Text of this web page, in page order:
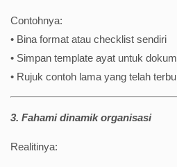
Contohnya:
• Bina format atau checklist sendiri
• Simpan template ayat untuk
• Rujuk contoh lama yang telah
3. Fahami dinamik organisasi
Realitinya: